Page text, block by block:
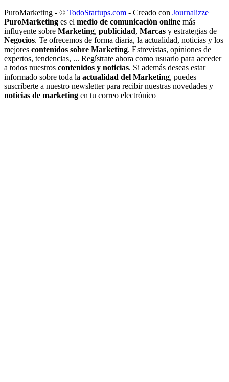
PuroMarketing - © TodoStartups.com - Creado con Journalizze
PuroMarketing es el medio de comunicación online más
influyente sobre Marketing, publicidad, Marcas y estrategias de
Negocios. Te ofrecemos de forma diaria, la actualidad, noticias y los
mejores contenidos sobre Marketing. Estrevistas, opiniones de
expertos, tendencias, ... Regístrate ahora como usuario para acceder
a todos nuestros contenidos y noticias. Si además deseas estar
informado sobre toda la actualidad del Marketing, puedes
suscriberte a nuestro newsletter para recibir nuestras novedades y
noticias de marketing en tu correo electrónico